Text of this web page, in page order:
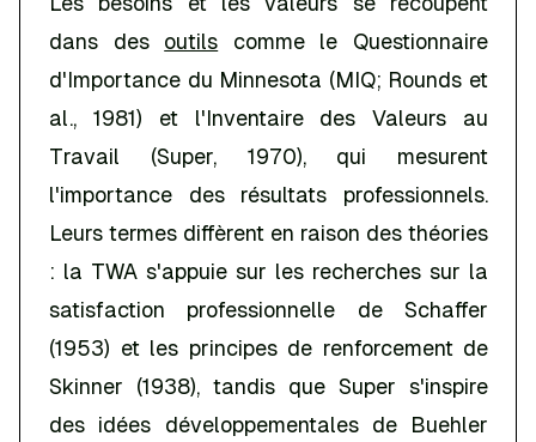
dans des outils comme le Questionnaire
d'Importance du Minnesota (MIQ; Rounds et
al., 1981) et l'Inventaire des Valeurs au
Travail (Super, 1970), qui mesurent
l'importance des résultats professionnels.
Leurs termes diffèrent en raison des théories
: la TWA s'appuie sur les recherches sur la
satisfaction professionnelle de Schaffer
(1953) et les principes de renforcement de
Skinner (1938), tandis que Super s'inspire
des idées développementales de Buehler